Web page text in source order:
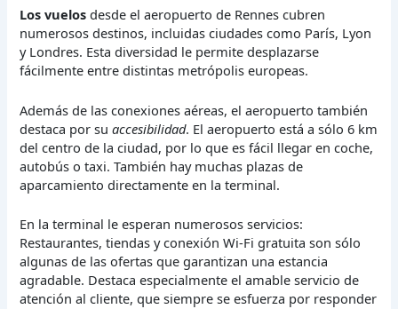
Los vuelos desde el aeropuerto de Rennes cubren
numerosos destinos, incluidas ciudades como París, Lyon
y Londres. Esta diversidad le permite desplazarse
fácilmente entre distintas metrópolis europeas.
Además de las conexiones aéreas, el aeropuerto también
destaca por suaccesibilidad. El aeropuerto está a sólo 6 km
del centro de la ciudad, por lo que es fácil llegar en coche,
autobús o taxi. También hay muchas plazas de
aparcamiento directamente en la terminal.
En la terminal le esperan numerosos servicios:
Restaurantes, tiendas y conexión Wi-Fi gratuita son sólo
algunas de las ofertas que garantizan una estancia
agradable. Destaca especialmente el amable servicio de
atención al cliente, que siempre se esfuerza por responder